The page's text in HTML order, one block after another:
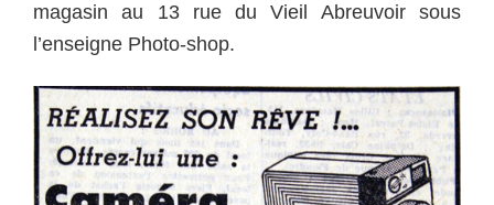
magasin au 13 rue du Vieil Abreuvoir sous
l’enseigne Photo-shop.